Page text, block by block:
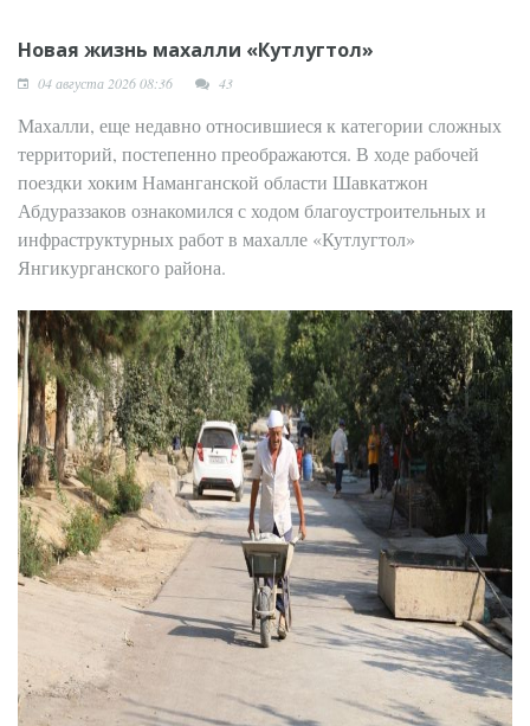
Новая жизнь махалли «Кутлугтол»
04 августа 2026 08:36 43
Махалли, еще недавно относившиеся к категории сложных
территорий, постепенно преображаются. В ходе рабочей
поездки хоким Наманганской области Шавкатжон
Абдураззаков ознакомился с ходом благоустроительных и
инфраструктурных работ в махалле «Кутлугтол»
Янгикурганского района.